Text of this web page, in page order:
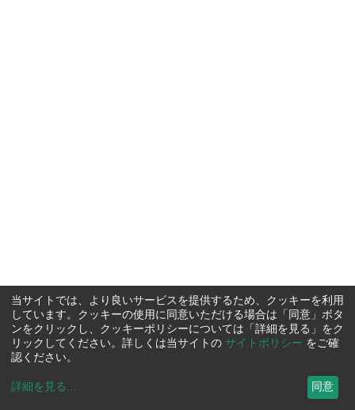
当サイトでは、より良いサービスを提供するため、クッキーを利用
しています。クッキーの使用に同意いただける場合は「同意」ボタ
ンをクリックし、クッキーポリシーについては「詳細を見る」をク
リックしてください。詳しくは当サイトの サイトポリシー をご確
認ください。
詳細を見る ... 同意